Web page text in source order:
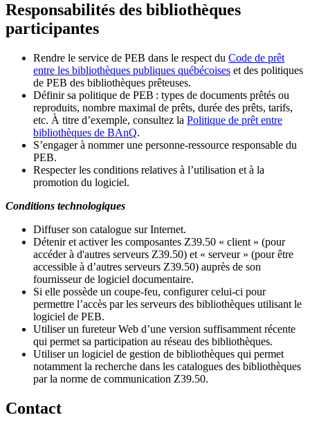
Responsabilités des bibliothèques
participantes
Rendre le service de PEB dans le respect du Code de prêt
entre les bibliothèques publiques québécoises et des politiques
de PEB des bibliothèques prêteuses.
Définir sa politique de PEB : types de documents prêtés ou
reproduits, nombre maximal de prêts, durée des prêts, tarifs,
etc. À titre d’exemple, consultez la Politique de prêt entre
bibliothèques de BAnQ.
S’engager à nommer une personne-ressource responsable du
PEB.
Respecter les conditions relatives à l’utilisation et à la
promotion du logiciel.
Conditions technologiques
Diffuser son catalogue sur Internet.
Détenir et activer les composantes Z39.50 « client » (pour
accéder à d'autres serveurs Z39.50) et « serveur » (pour être
accessible à d’autres serveurs Z39.50) auprès de son
fournisseur de logiciel documentaire.
Si elle possède un coupe-feu, configurer celui-ci pour
permettre l’accès par les serveurs des bibliothèques utilisant le
logiciel de PEB.
Utiliser un fureteur Web d’une version suffisamment récente
qui permet sa participation au réseau des bibliothèques.
Utiliser un logiciel de gestion de bibliothèques qui permet
notamment la recherche dans les catalogues des bibliothèques
par la norme de communication Z39.50.
Contact